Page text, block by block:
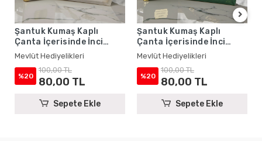
Şantuk Kumaş Kaplı
Çanta İçerisinde İnci
Tesbihli Krem Renkli
Şantuk Yasin Kitabı Seti -
Mevlüt Hediyelikleri
Mevlüt Hediyelikleri
%20
100,00 TL
80,00 TL
Sepete Ekle
Şantuk Kumaş Kaplı
Çanta İçerisinde İnci
Tesbihli Zümrüt Renkli
Şantuk Yasin Kitabı Seti -
Mevlüt Hediyelikleri
Mevlüt Hediyelikleri
%20
100,00 TL
80,00 TL
Sepete Ekle